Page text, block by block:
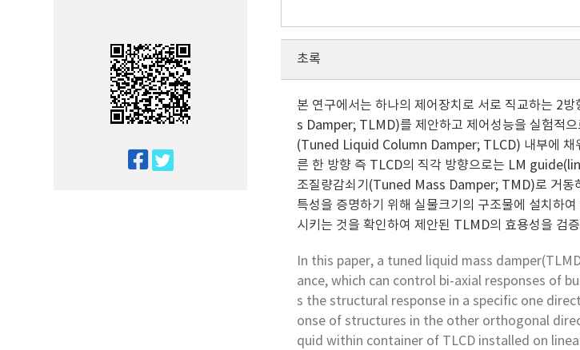
초록
본 연구에서는 하나의 제어장치로 서로 직교하는 2
s Damper; TLMD)를 제안하고 제어성능을 실험적
(Tuned Liquid Column Damper; TLCD) 내부에 채
른 한 방향 즉 TLCD의 직각 방향으로는 LM
조질량감쇠기(Tuned Mass Damper; TMD)로 거동
특성을 증명하기 위해 실물크기의 구조물에 설치하
시키는 것을 확인하여 제안된 TLMD의 효용성을 검
In this paper, a tuned liquid mass
ance, which can control bi-axial responses of
s the structural response in a specific one
onse of structures in the other orthogonal
quid within container of TLCD installed on